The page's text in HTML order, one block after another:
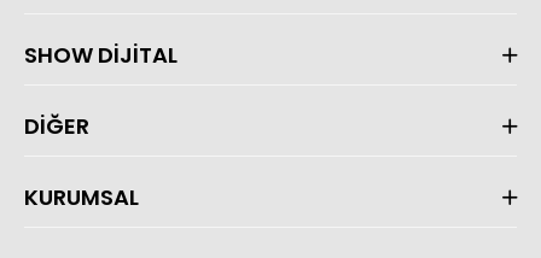
SHOW DİJİTAL
DİĞER
KURUMSAL